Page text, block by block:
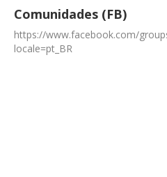
Comunidades (FB)
https://www.facebook.com/
locale=pt_BR